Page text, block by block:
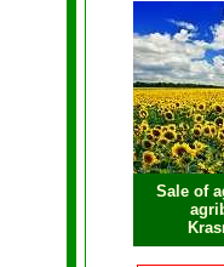
Sale of